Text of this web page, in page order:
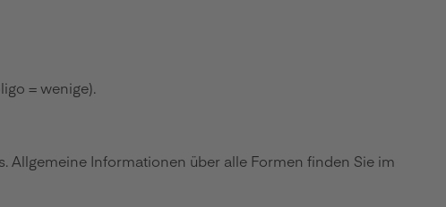
= wenige).
Allgemeine Informationen über alle Formen finden Sie im